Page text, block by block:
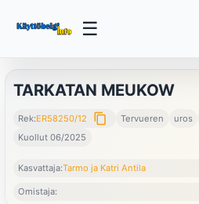
☰
TARKATAN MEUKOW
Rek:ER58250/12 content_copy Tervueren uros
Kuollut 06/2025
Kasvattaja:Tarmo ja Katri Antila
Omistaja: